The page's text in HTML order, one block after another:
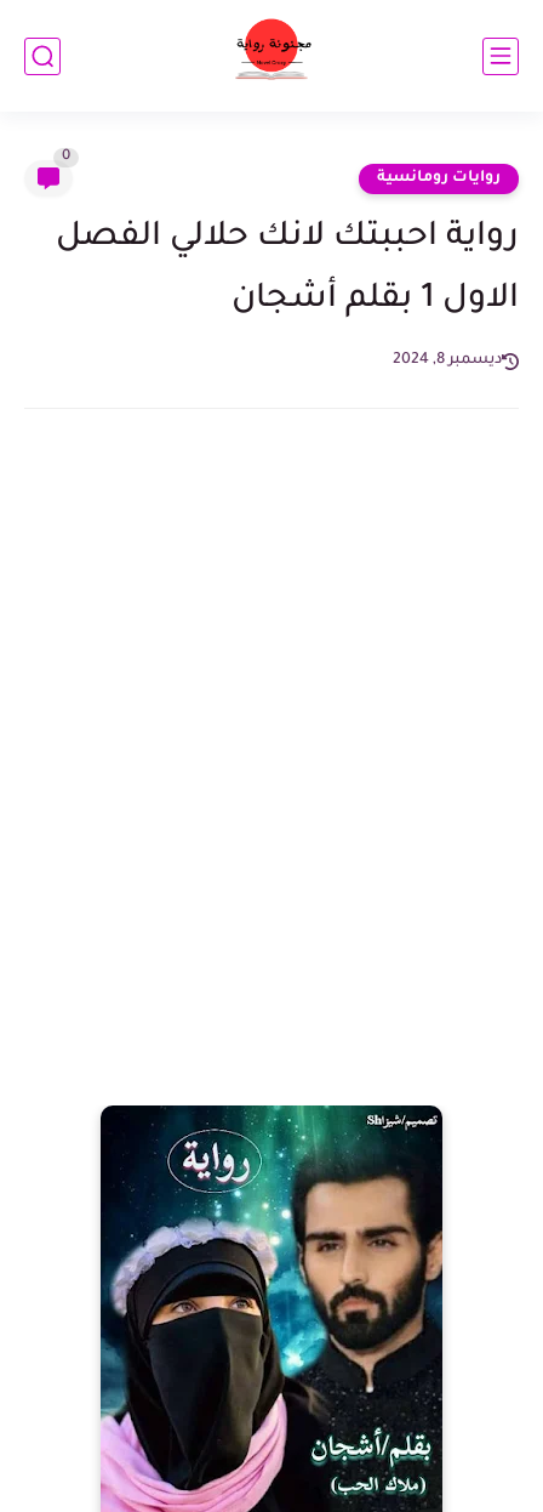
روايات رومانسية
0
رواية احببتك لانك حلالي الفصل
الاول 1 بقلم أشجان
ديسمبر 8, 2024